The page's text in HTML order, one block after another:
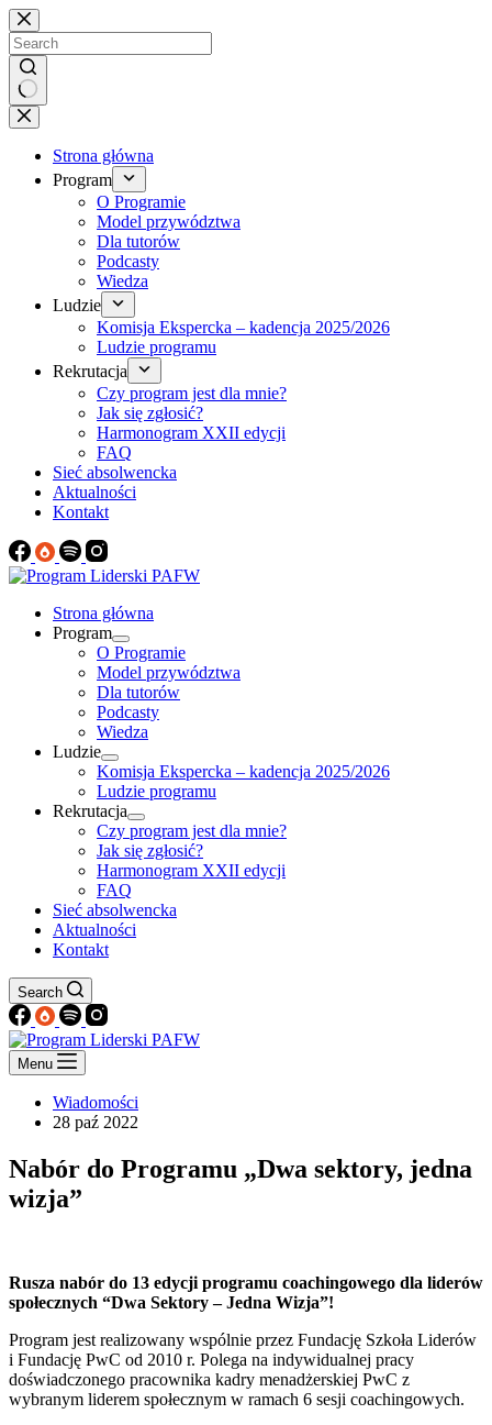
Brak
wyników
Strona główna
Program
O Programie
Model przywództwa
Dla tutorów
Podcasty
Wiedza
Ludzie
Komisja Ekspercka – kadencja 2025/2026
Ludzie programu
Rekrutacja
Czy program jest dla mnie?
Jak się zgłosić?
Harmonogram XXII edycji
FAQ
Sieć absolwencka
Aktualności
Kontakt
Strona główna
Program
O Programie
Model przywództwa
Dla tutorów
Podcasty
Wiedza
Ludzie
Komisja Ekspercka – kadencja 2025/2026
Ludzie programu
Rekrutacja
Czy program jest dla mnie?
Jak się zgłosić?
Harmonogram XXII edycji
FAQ
Sieć absolwencka
Aktualności
Kontakt
Search
Menu
Wiadomości
28 paź 2022
Nabór do Programu „Dwa sektory, jedna
wizja”
Rusza nabór do 13 edycji programu coachingowego dla liderów
społecznych “Dwa Sektory – Jedna Wizja”!
Program jest realizowany wspólnie przez Fundację Szkoła Liderów
i Fundację PwC od 2010 r. Polega na indywidualnej pracy
doświadczonego pracownika kadry menadżerskiej PwC z
wybranym liderem społecznym w ramach 6 sesji coachingowych.